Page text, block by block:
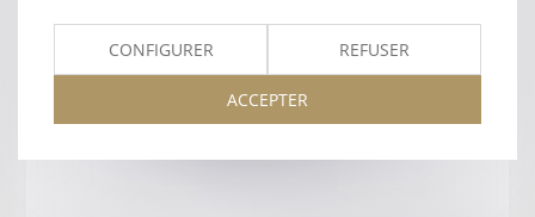
HonorairesMentions légalesPlan du site
11 Place des Cinq Martyrs du Lycée Buffon, 75014 PARIS
CONFIGURER REFUSER
ACCEPTER